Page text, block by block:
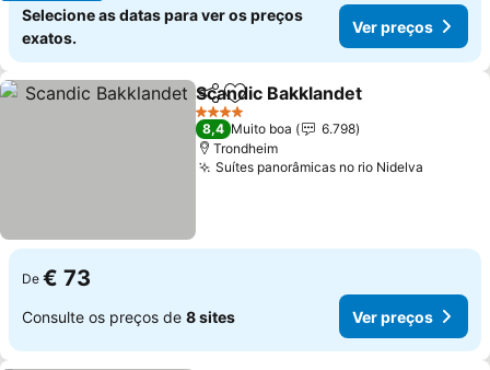
Selecione as datas para ver os preços
exatos.
Ver preços
PartilharAdicionar aos favoritos
Scandic Bakklandet
4 Estrelas
8,4 Muito boa
6.798
Trondheim
Suítes panorâmicas no rio Nidelva
De € 73
Consulte os preços de 8 sites Ver preços